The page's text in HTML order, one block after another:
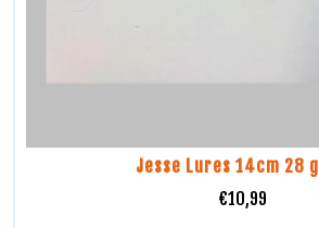
Jesse Lures 14cm 28
€10,99